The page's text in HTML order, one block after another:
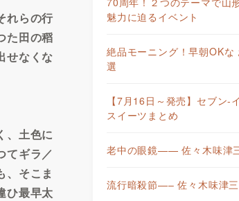
れらの行
た田の稻
せなくな
、土色に
てギラ／
、そこま
ひ最早太
魅力に迫るイベント
絶品モーニング！早朝OKな
選
【7月16日～発売】セブン-
スイーツまとめ
老中の眼鏡—— 佐々木味津
流行暗殺節—– 佐々木味津三